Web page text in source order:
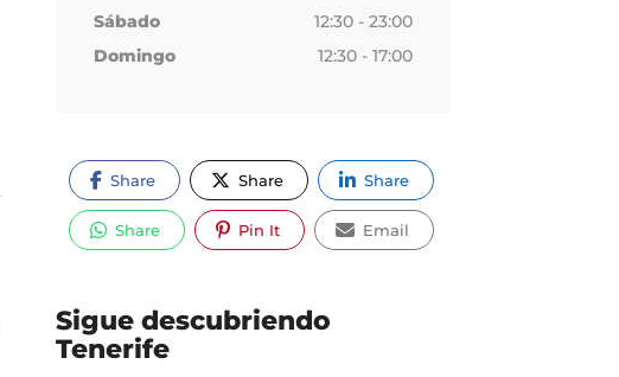
Sábado
12:30 - 23:00
Domingo
12:30 - 17:00
Share Share Share
Share Pin It Email
Sigue descubriendo
Tenerife